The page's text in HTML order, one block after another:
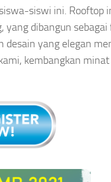
siswi ini. Rooftop
yang dibangun
desain yang elegan
kembangkan